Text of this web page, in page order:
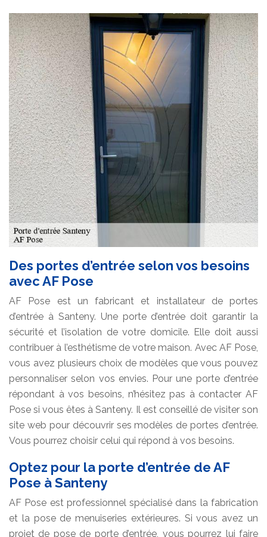
Des portes d’entrée selon vos besoins
avec AF Pose
AF Pose est un fabricant et installateur de portes
d’entrée à Santeny. Une porte d’entrée doit garantir la
sécurité et l’isolation de votre domicile. Elle doit aussi
contribuer à l’esthétisme de votre maison. Avec AF Pose,
vous avez plusieurs choix de modèles que vous pouvez
personnaliser selon vos envies. Pour une porte d’entrée
répondant à vos besoins, n’hésitez pas à contacter AF
Pose si vous êtes à Santeny. Il est conseillé de visiter son
site web pour découvrir ses modèles de portes d’entrée.
Vous pourrez choisir celui qui répond à vos besoins.
Optez pour la porte d’entrée de AF
Pose à Santeny
AF Pose est professionnel spécialisé dans la fabrication
et la pose de menuiseries extérieures. Si vous avez un
projet de pose de porte d’entrée, vous pourrez lui faire